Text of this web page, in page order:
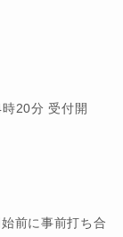
20分 受付開
前に事前打ち合